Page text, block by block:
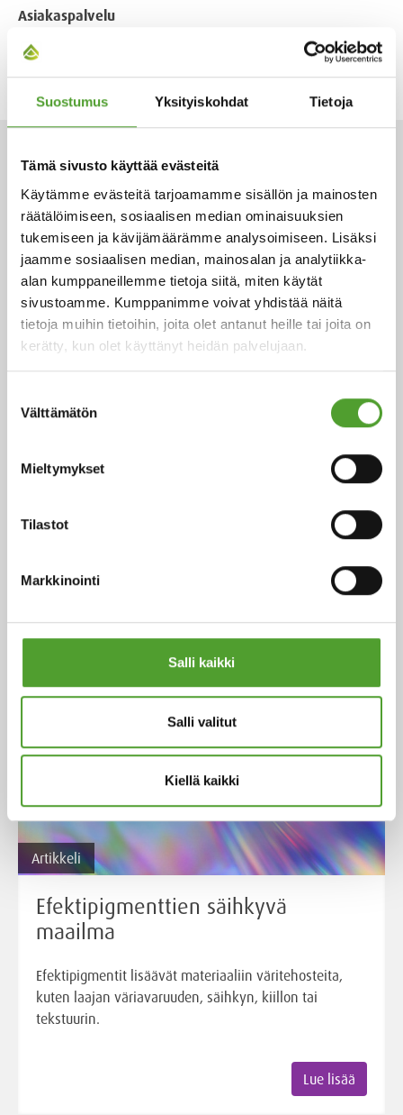
Suostumus Yksityiskohdat Tietoja
Tämä sivusto käyttää evästeitä
Käytämme evästeitä tarjoamamme sisällön ja mainosten
räätälöimiseen, sosiaalisen median ominaisuuksien
tukemiseen ja kävijämäärämme analysoimiseen. Lisäksi
jaamme sosiaalisen median, mainosalan ja analytiikka-
alan kumppaneillemme tietoja siitä, miten käytät
sivustoamme. Kumppanimme voivat yhdistää näitä
tietoja muihin tietoihin, joita olet antanut heille tai joita on
kerätty, kun olet käyttänyt heidän palvelujaan.
valinta
Välttämätön
Mieltymykset
Tilastot
Markkinointi
Salli kaikki
Salli valitut
Kiellä kaikki
Asiakaspalvelu
tilaukset@algol.fi
ARTIKKELIT
Ympäristöystävälliset pinnoitteet -
Todellisuutta vai pelkkää unelmaa?
Kestävyys, alhaiset päästöt, kiertotalous ja uusiutuvat
Lue lisää
Artikkeli
Efektipigmenttien säihkyvä
maailma
Efektipigmentit lisäävät materiaaliin väritehosteita,
kuten laajan väriavaruuden, säihkyn, kiillon tai
tekstuurin.
Lue lisää